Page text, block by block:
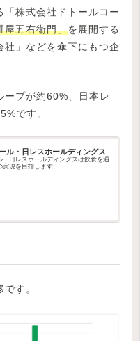
「株式会社ドトールコー
屋五右衛門」を展開する
社」などを傘下にもつ企
プが約60%、日本レ
です。
ル・日レスホールディングス
・日レスホールディングスは飲食を通
実現を目指します
す。